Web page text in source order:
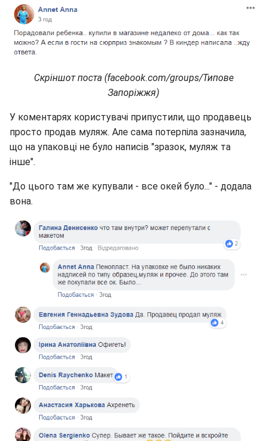
Скріншот поста (facebook.com/groups/Типове
Запоріжжя)
У коментарях користувачі припустили, що продавець
просто продав муляж. Але сама потерпіла зазначила,
що на упаковці не було написів "зразок, муляж та
інше".
"До цього там же купували - все окей було..." - додала
вона.